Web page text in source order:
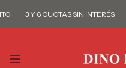
3 Y 6 CUOTAS SIN INTERÉS